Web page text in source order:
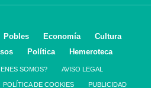
Pobles Economía
Cultura
Política Hemeroteca
SOMOS? AVISO LEGAL
POLÍTICA DE COOKIES PUBLICIDAD